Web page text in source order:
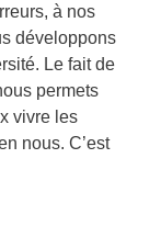
à nos
développons
Le fait de
permets
vivre les
nous. C’est